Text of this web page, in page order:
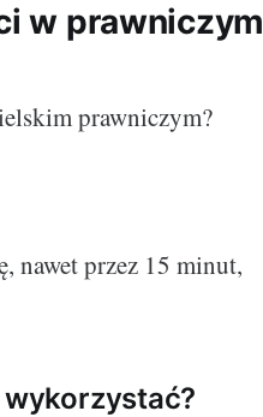
w prawniczym
prawniczym?
nawet przez 15 minut,